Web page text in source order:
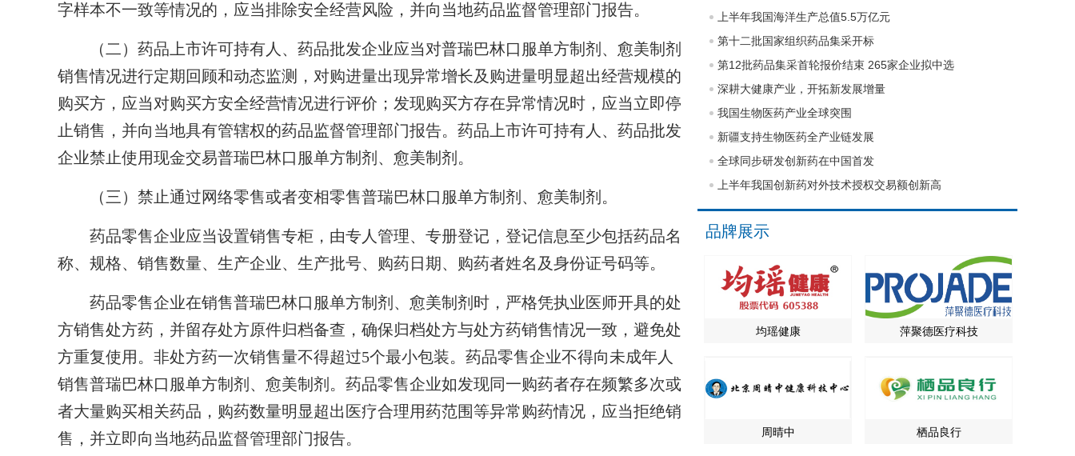
字样本不一致等情况的，应当排除安全经营风险，并向当地药品监督管理部门报告。
（二）药品上市许可持有人、药品批发企业应当对普瑞巴林口服单方制剂、愈美制剂
销售情况进行定期回顾和动态监测，对购进量出现异常增长及购进量明显超出经营规模的
购买方，应当对购买方安全经营情况进行评价；发现购买方存在异常情况时，应当立即停
止销售，并向当地具有管辖权的药品监督管理部门报告。药品上市许可持有人、药品批发
企业禁止使用现金交易普瑞巴林口服单方制剂、愈美制剂。
（三）禁止通过网络零售或者变相零售普瑞巴林口服单方制剂、愈美制剂。
药品零售企业应当设置销售专柜，由专人管理、专册登记，登记信息至少包括药品名
称、规格、销售数量、生产企业、生产批号、购药日期、购药者姓名及身份证号码等。
药品零售企业在销售普瑞巴林口服单方制剂、愈美制剂时，严格凭执业医师开具的处
方销售处方药，并留存处方原件归档备查，确保归档处方与处方药销售情况一致，避免处
方重复使用。非处方药一次销售量不得超过5个最小包装。药品零售企业不得向未成年人
销售普瑞巴林口服单方制剂、愈美制剂。药品零售企业如发现同一购药者存在频繁多次或
者大量购买相关药品，购药数量明显超出医疗合理用药范围等异常购药情况，应当拒绝销
售，并立即向当地药品监督管理部门报告。
上半年我国海洋生产总值5.5万亿元
第十二批国家组织药品集采开标
第12批药品集采首轮报价结束 265家企业拟中选
深耕大健康产业，开拓新发展增量
我国生物医药产业全球突围
新疆支持生物医药全产业链发展
全球同步研发创新药在中国首发
上半年我国创新药对外技术授权交易额创新高
品牌展示
均瑶健康 萍聚德医疗科技
周晴中 栖品良行